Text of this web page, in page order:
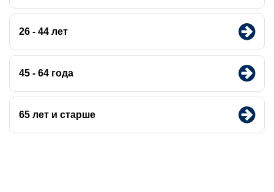
26 - 44 лет
45 - 64 года
65 лет и старше